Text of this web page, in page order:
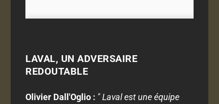
LAVAL, UN ADVERSAIRE
REDOUTABLE
Olivier Dall'Oglio : " Laval est une équipe